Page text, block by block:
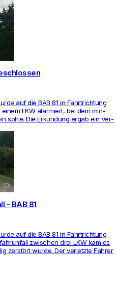
auf die BAB 81 in Fahrt­rich­tung
LKW alar­miert, bei dem min­
sollte. Die Erkun­dung ergab ein Ver­
videocam
- BAB 81
auf die BAB 81 in Fahrt­rich­tung
zwi­schen drei LKW kam es
zerstört wurde. Der ver­letzte Fahrer